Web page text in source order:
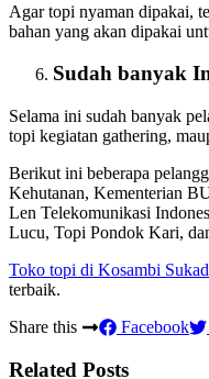
Agar topi nyaman dipakai,
bahan yang akan dipakai
Sudah banyak
Selama ini sudah banyak
topi kegiatan gathering,
Berikut ini beberapa
Kehutanan, Kementerian
Len Telekomunikasi
Lucu, Topi Pondok Kari,
Toko topi di Kosambi
terbaik.
Share this
Facebook
Related Posts